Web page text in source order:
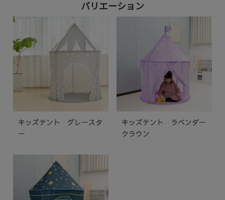
バリエーション
キッズテント グレースタ
ー
キッズテント ラベンダー
クラウン